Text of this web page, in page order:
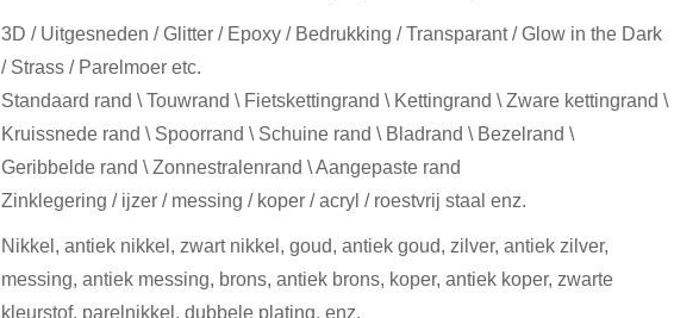
3D / Uitgesneden / Glitter / Epoxy / Bedrukking / Transparant / Glow in the Dark
/ Strass / Parelmoer etc.
Standaard rand \ Touwrand \ Fietskettingrand \ Kettingrand \ Zware kettingrand \
Kruissnede rand \ Spoorrand \ Schuine rand \ Bladrand \ Bezelrand \
Geribbelde rand \ Zonnestralenrand \ Aangepaste rand
Zinklegering / ijzer / messing / koper / acryl / roestvrij staal enz.
Nikkel, antiek nikkel, zwart nikkel, goud, antiek goud, zilver, antiek zilver,
messing, antiek messing, brons, antiek brons, koper, antiek koper, zwarte
kleurstof, parelnikkel, dubbele plating, enz.